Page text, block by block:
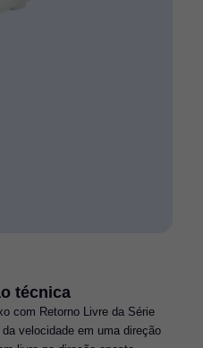
técnica
com Retorno Livre da Série
velocidade em uma direção